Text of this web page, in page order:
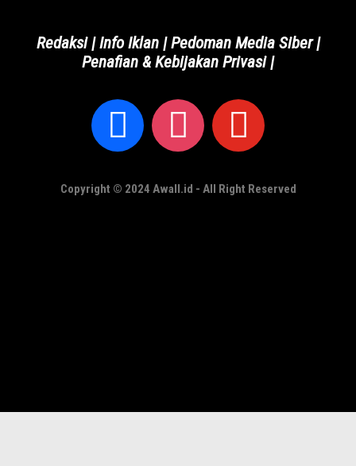
Redaksi|Info Iklan|Pedoman Media Siber|
Penafian & Kebijakan Privasi|
Copyright © 2024 Awall.id - All Right Reserved